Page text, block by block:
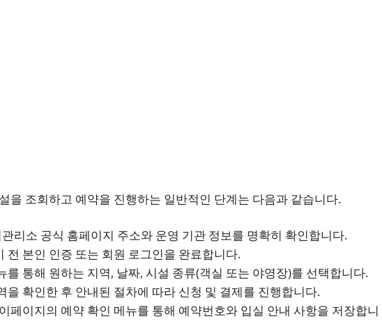
을 조회하고 예약을 진행하는 일반적인 단계는 다음과 같습니다.
리소 공식 홈페이지 주소와 운영 기관 정보를 명확히 확인합니다.
전 본인 인증 또는 회원 로그인을 완료합니다.
를 통해 원하는 지역, 날짜, 시설 종류(객실 또는 야영장)를 선택합니다.
을 확인한 후 안내된 절차에 따라 신청 및 결제를 진행합니다.
페이지의 예약 확인 메뉴를 통해 예약번호와 입실 안내 사항을 저장합니